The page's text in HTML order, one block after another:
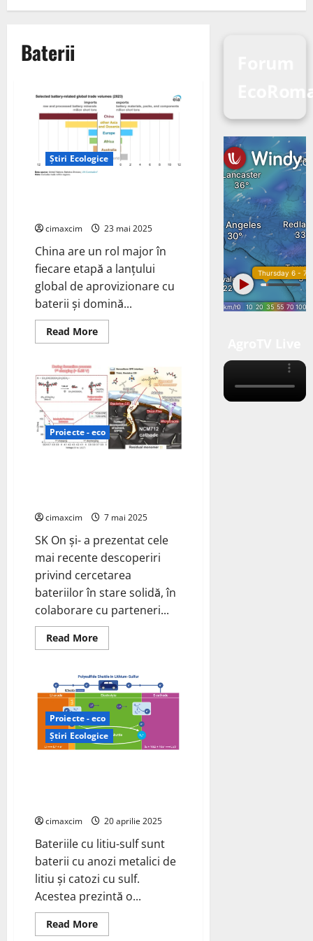
Baterii
Știri Ecologice
cimaxcim 23 mai 2025
China are un rol major în
fiecare etapă a lanțului
global de aprovizionare cu
baterii și domină...
Read MoreRead
more
domină
comerțul
global
cu
minerale
pentru
baterii
Proiecte - eco
cimaxcim 7 mai 2025
SK On și- a prezentat cele
mai recente descoperiri
privind cercetarea
bateriilor în stare solidă, în
colaborare cu parteneri...
Read MoreRead
more
On
prezintă
noi
progrese
în
cercetarea
bateriilor
în
Proiecte - eco
Știri Ecologice
cimaxcim 20 aprilie 2025
Bateriile cu litiu-sulf sunt
baterii cu anozi metalici de
litiu și catozi cu sulf.
Acestea prezintă o...
Read MoreRead
more